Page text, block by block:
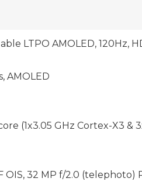
LTPO AMOLED, 120Hz,
AMOLED
(1x3.05 GHz Cortex-X3 &
32 MP f/2.0 (telephoto)